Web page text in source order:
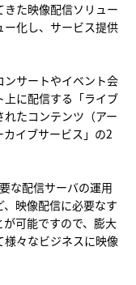
た映像配信ソリュー
化し、サービス提供
サートやイベント会
に配信する「ライブ
たコンテンツ（アー
イブサービス」の2
な配信サーバの運用
映像配信に必要なす
可能ですので、膨大
々なビジネスに映像